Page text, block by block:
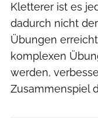
Kletterer ist es
dadurch nicht
Übungen
komplexen
werden,
Zusammenspiel